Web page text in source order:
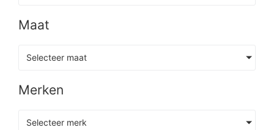
Maat
Selecteer maat
Merken
Selecteer merk